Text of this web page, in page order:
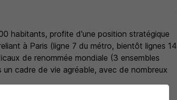
habitants, profite d'une position stratégique
à Paris (ligne 7 du métro, bientôt lignes 14
de renommée mondiale (3 ensembles
cadre de vie agréable, avec de nombreux
sur la ville de Villejuif: